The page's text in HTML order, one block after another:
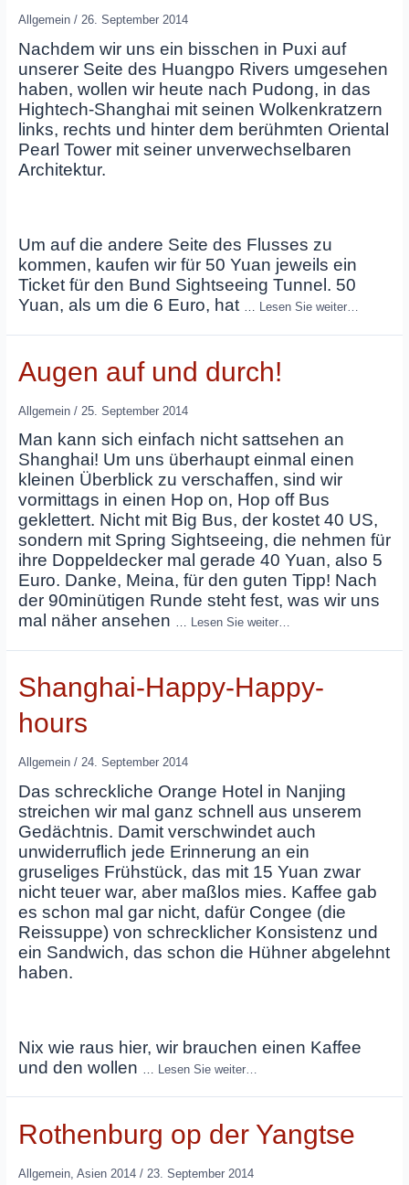
Allgemein/ 26. September 2014
Nachdem wir uns ein bisschen in Puxi auf
unserer Seite des Huangpo Rivers umgesehen
haben, wollen wir heute nach Pudong, in das
Hightech-Shanghai mit seinen Wolkenkratzern
links, rechts und hinter dem berühmten Oriental
Pearl Tower mit seiner unverwechselbaren
Architektur.
Um auf die andere Seite des Flusses zu
kommen, kaufen wir für 50 Yuan jeweils ein
Ticket für den Bund Sightseeing Tunnel. 50
Yuan, als um die 6 Euro, hat … Lesen Sie weiter…
Augen auf und durch!
Allgemein/ 25. September 2014
Man kann sich einfach nicht sattsehen an
Shanghai! Um uns überhaupt einmal einen
kleinen Überblick zu verschaffen, sind wir
vormittags in einen Hop on, Hop off Bus
geklettert. Nicht mit Big Bus, der kostet 40 US,
sondern mit Spring Sightseeing, die nehmen für
ihre Doppeldecker mal gerade 40 Yuan, also 5
Euro. Danke, Meina, für den guten Tipp! Nach
der 90minütigen Runde steht fest, was wir uns
mal näher ansehen … Lesen Sie weiter…
Shanghai-Happy-Happy-
hours
Allgemein/ 24. September 2014
Das schreckliche Orange Hotel in Nanjing
streichen wir mal ganz schnell aus unserem
Gedächtnis. Damit verschwindet auch
unwiderruflich jede Erinnerung an ein
gruseliges Frühstück, das mit 15 Yuan zwar
nicht teuer war, aber maßlos mies. Kaffee gab
es schon mal gar nicht, dafür Congee (die
Reissuppe) von schrecklicher Konsistenz und
ein Sandwich, das schon die Hühner abgelehnt
haben.
Nix wie raus hier, wir brauchen einen Kaffee
und den wollen … Lesen Sie weiter…
Rothenburg op der Yangtse
Allgemein, Asien 2014/ 23. September 2014